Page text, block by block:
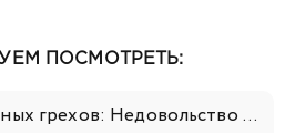
ПОСМОТРЕТЬ:
Семь смертных грехов: Недовольство Эдинбурга